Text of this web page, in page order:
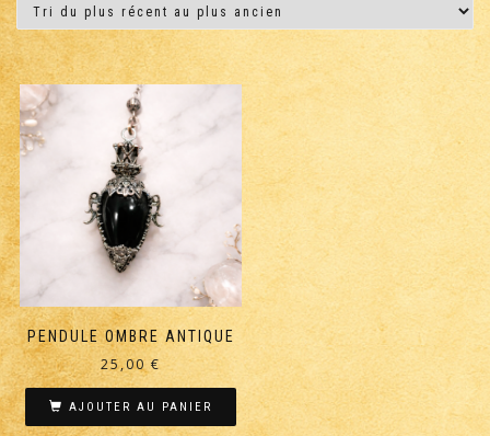
PENDULE OMBRE ANTIQUE
25,00 €
AJOUTER AU PANIER